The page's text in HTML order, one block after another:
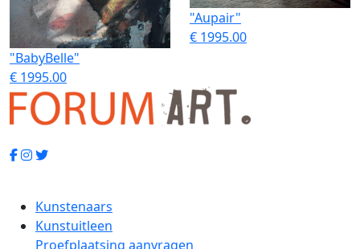
"BabyBelle"
€ 1995.00
"Aupair"
€ 1995.00
Kunstenaars
Kunstuitleen
Proefplaatsing aanvragen